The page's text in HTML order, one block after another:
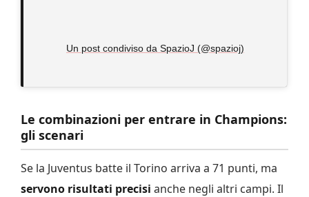
Un post condiviso da SpazioJ (@spazioj)
Le combinazioni per entrare in Champions:
gli scenari
Se la Juventus batte il Torino arriva a 71 punti, ma
servono risultati precisi anche negli altri campi. Il